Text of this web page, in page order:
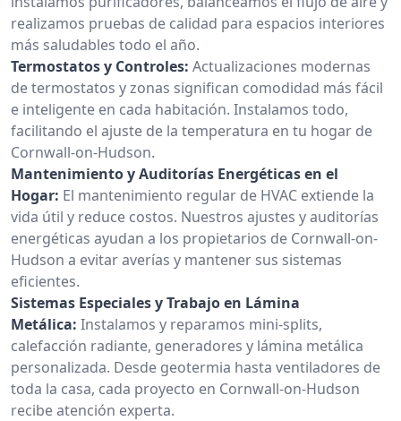
realizamos pruebas de calidad para espacios interiores
más saludables todo el año.
Termostatos y Controles: Actualizaciones modernas
de termostatos y zonas significan comodidad más fácil
e inteligente en cada habitación. Instalamos todo,
facilitando el ajuste de la temperatura en tu hogar de
Cornwall-on-Hudson.
Mantenimiento y Auditorías Energéticas en el
Hogar: El mantenimiento regular de HVAC extiende la
vida útil y reduce costos. Nuestros ajustes y auditorías
energéticas ayudan a los propietarios de Cornwall-on-
Hudson a evitar averías y mantener sus sistemas
eficientes.
Sistemas Especiales y Trabajo en Lámina
Metálica: Instalamos y reparamos mini-splits,
calefacción radiante, generadores y lámina metálica
personalizada. Desde geotermia hasta ventiladores de
toda la casa, cada proyecto en Cornwall-on-Hudson
recibe atención experta.